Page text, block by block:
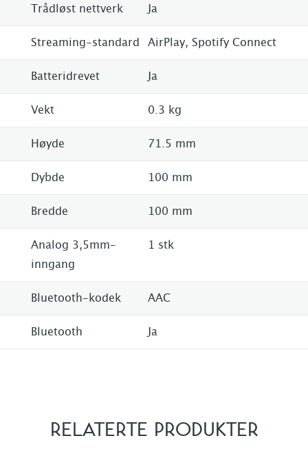
Trådløst nettverk Ja
Streaming-standard AirPlay, Spotify Connect
Batteridrevet Ja
Vekt 0.3 kg
Høyde 71.5 mm
Dybde 100 mm
Bredde 100 mm
Analog 3,5mm-
inngang
1 stk
Bluetooth-kodek AAC
Bluetooth Ja
RELATERTE PRODUKTER